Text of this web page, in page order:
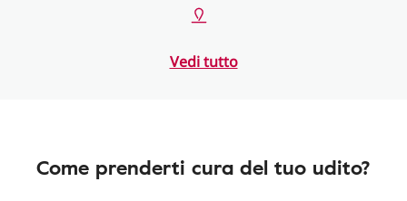
Vedi tutto
Come prenderti cura del tuo udito?